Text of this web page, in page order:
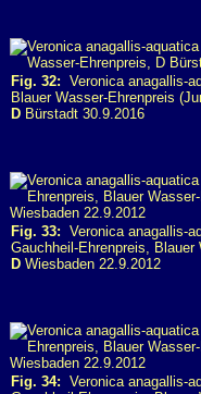
Fig. 32: Veronica anagallis-
Blauer Wasser-Ehrenpreis
D Bürstadt 30.9.2016
Fig. 33: Veronica anagallis-
Gauchheil-Ehrenpreis, Blauer
D Wiesbaden 22.9.2012
Fig. 34: Veronica anagallis-